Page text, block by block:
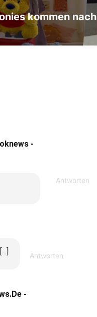
kommen nach
-
Antworten
Antworten
-